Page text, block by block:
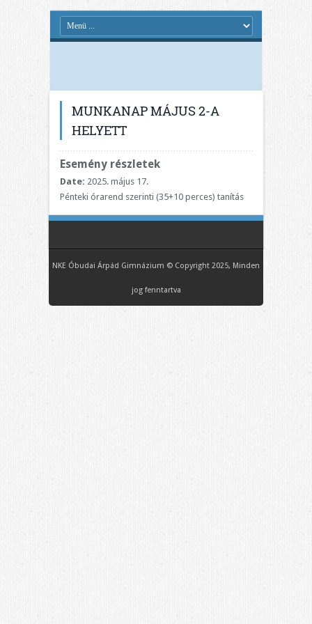
MUNKANAP MÁJUS 2-A
HELYETT
Esemény részletek
Date: 2025. május 17.
Pénteki órarend szerinti (35+10 perces) tanítás
NKE Óbudai Árpád Gimnázium © Copyright 2025, Minden
jog fenntartva